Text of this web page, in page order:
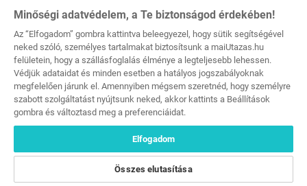
Ügyfélszolgálat
Minden nap: 8:00-20:00
Tel.:+36 20 444 1484
Email:info@maiutazas.hu
Aktív igénybe vevők átlagos havi száma a 2025. július 1. és 2025.
december 31. közötti időszakra vonatkozóan: 1 648 467
DSA Éves átláthatósági jelentés 2025. február 17. – 2025.
december 31. [Letöltés]
DSA Éves átláthatósági jelentés 2024. február 17. – 2025. február
Minőségi adatvédelem, a Te biztonságod érdekében!
Az “Elfogadom” gombra kattintva beleegyezel, hogy sütik segítségével
neked szóló, személyes tartalmakat biztosítsunk a maiUtazas.hu
felületein, hogy a szállásfoglalás élménye a legteljesebb lehessen.
Védjük adataidat és minden esetben a hatályos jogszabályoknak
megfelelően járunk el. Amennyiben mégsem szeretnéd, hogy személyre
szabott szolgáltatást nyújtsunk neked, akkor kattints a Beállítások
gombra és változtasd meg a preferenciáidat.
Elfogadom
Összes elutasítása